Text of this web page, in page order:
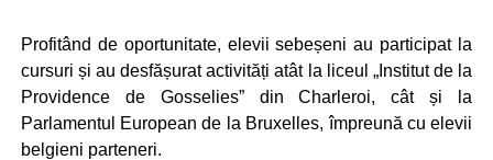
Profitând de oportunitate, elevii sebeșeni au participat la
cursuri și au desfășurat activități atât la liceul „Institut de la
Providence de Gosselies” din Charleroi, cât și la
Parlamentul European de la Bruxelles, împreună cu elevii
belgieni parteneri.